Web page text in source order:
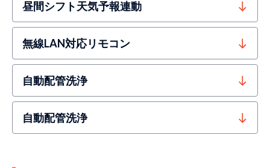
昼間シフト天気予報連動
無線LAN対応リモコン
自動配管洗浄
自動配管洗浄